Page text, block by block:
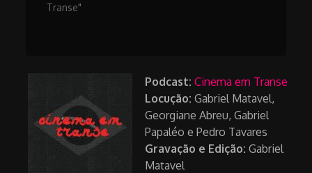
Transe"
Podcast: Cinema em Transe
Locução: Gabriel Matavel,
Georgiane Abreu, Gabriel
Papaléo e Pedro Tavares
Gravação e Edição: Gabriel
Matavel